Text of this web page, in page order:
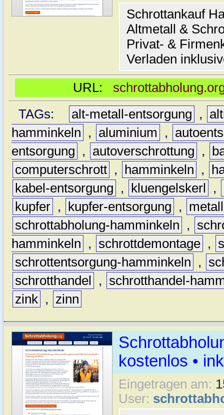
Schrottankauf
Altmetall &
Privat- &
Verladen
URL:
TAGs:
alt-metall-entsorgung ,
hamminkeln
, aluminium ,
entsorgung
, autoverschrottung ,
computerschrott , hamminkeln ,
kabel-entsorgung
, kluengelskerl ,
kupfer , kupfer-entsorgung ,
metall
schrottabholung-hamminkeln
,
hamminkeln
, schrottdemontage ,
schrottentsorgung-hamminkeln
,
schrotthandel
,
schrotthandel-
zink , zinn
kostenlos •
Eingetragen am:
User: